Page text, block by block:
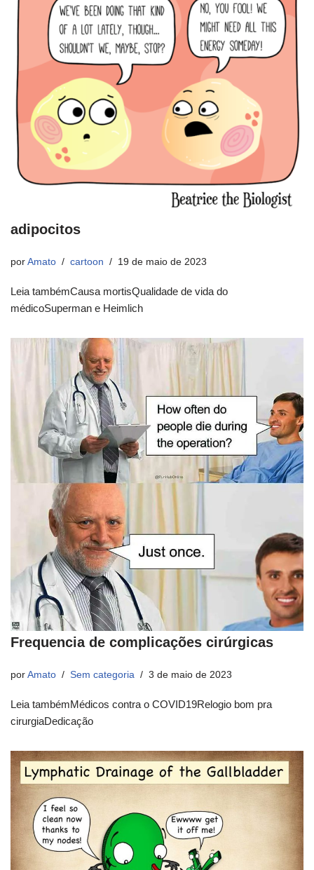
adipocitos
por Amato cartoon 19 de maio de 2023
Leia tambémCausa mortisQualidade de vida do
médicoSuperman e Heimlich
Frequencia de complicações cirúrgicas
por Amato Sem categoria 3 de maio de 2023
Leia tambémMédicos contra o COVID19Relogio bom pra
cirurgiaDedicação